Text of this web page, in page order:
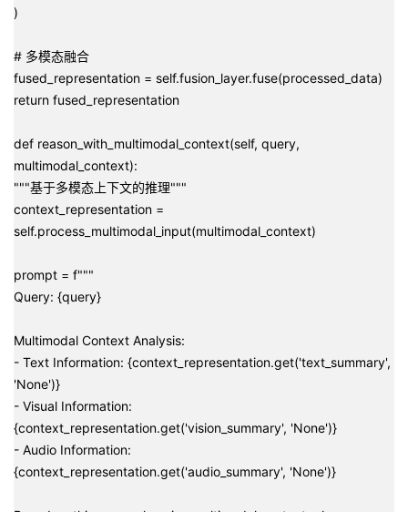
)
# 多模态融合
fused_representation = self.fusion_layer.fuse(processed_data)
return fused_representation
def reason_with_multimodal_context(self, query,
multimodal_context):
"""基于多模态上下文的推理"""
context_representation =
self.process_multimodal_input(multimodal_context)
prompt = f"""
Query: {query}
Multimodal Context Analysis:
- Text Information: {context_representation.get('text_summary',
'None')}
- Visual Information:
{context_representation.get('vision_summary', 'None')}
- Audio Information:
{context_representation.get('audio_summary', 'None')}